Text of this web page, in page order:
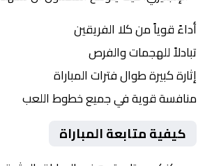
أداءً قوياً من كلا الفريقين
تبادلاً للهجمات والفرص
إثارة كبيرة طوال فترات المباراة
منافسة قوية في جميع خطوط اللعب
كيفية متابعة المباراة